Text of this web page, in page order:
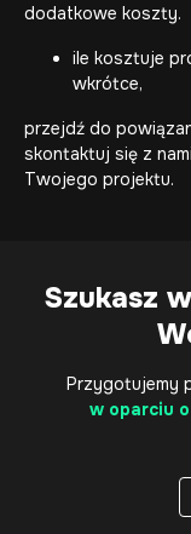
dodatkowe koszty.
ile kosztuje
wkrótce,
przejdź do
skontaktuj się z
Twojego projektu.
Szukasz
Przygotujemy
w oparciu